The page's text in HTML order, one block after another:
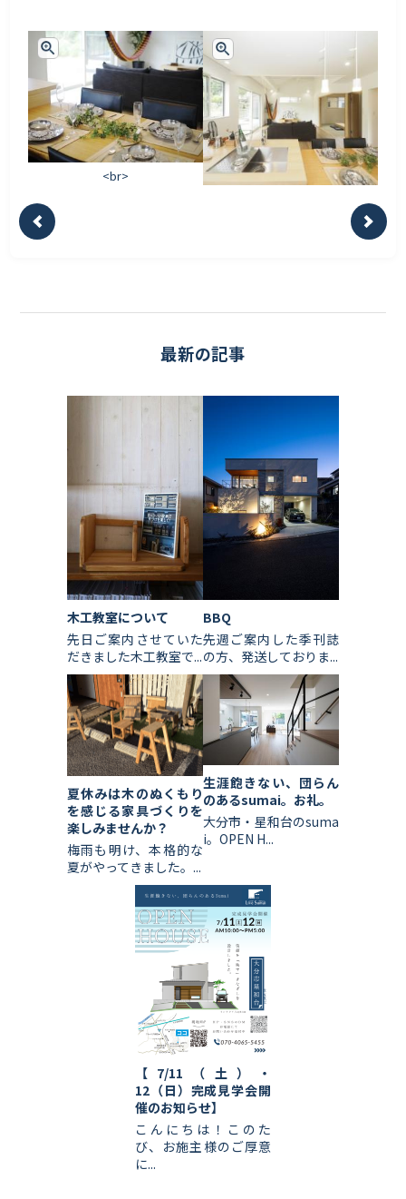
<br>
最新の記事
木工教室について
先日ご案内させていた
だきました木工教室で...
BBQ
先週ご案内した季刊誌
の方、発送しておりま...
夏休みは木のぬくもり
を感じる家具づくりを
楽しみませんか？
梅雨も明け、本格的な
夏がやってきました。...
生涯飽きない、団らん
のあるsumai。お礼。
大分市・星和台のsuma
i。OPEN H...
【7/11（土）・
12（日）完成見学会開
催のお知らせ】
こんにちは！このた
び、お施主様のご厚意
に...